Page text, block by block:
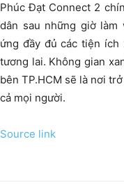
Phúc Đạt Connect 2
dân sau những giờ làm
ứng đầy đủ các tiện
tương lai. Không gian
bên TP.HCM sẽ là nơi
cả mọi người.
Source link